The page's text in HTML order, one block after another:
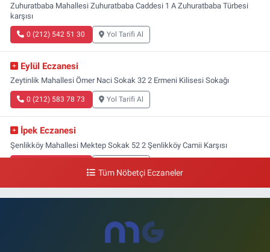
Zuhuratbaba Mahallesi Zuhuratbaba Caddesi 1 A Zuhuratbaba Türbesi
karşısı
0 (212) 542 51 30 Yol Tarifi Al
Eylül Eczanesi
Zeytinlik Mahallesi Ömer Naci Sokak 32 2 Ermeni Kilisesi Sokağı
0 (212) 583 78 73 Yol Tarifi Al
İpek Eczanesi
Şenlikköy Mahallesi Mektep Sokak 52 2 Şenlikköy Camii Karşısı
Gün Eczanesi
Yol Tarifi Al
Tüm Nöbetçi Eczaneler